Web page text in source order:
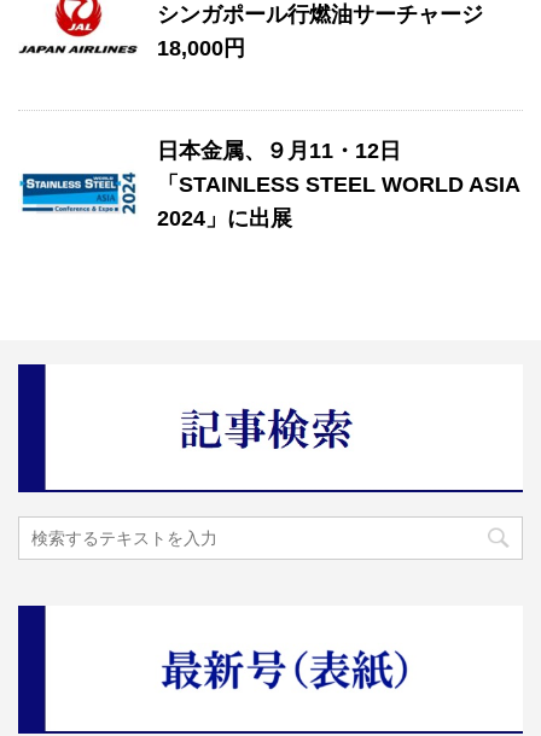
シンガポール行燃油サーチャージ
18,000円
日本金属、９月11・12日
「STAINLESS STEEL WORLD ASIA
2024」に出展